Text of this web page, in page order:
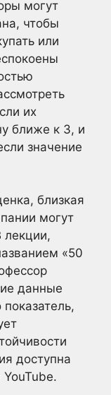
могут
чтобы
или
их
ближе к 3, и
значение
близкая
могут
«50
данные
доступна